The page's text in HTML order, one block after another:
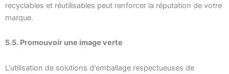
recyclables et réutilisables peut renforcer la réputation de votre
marque.
5.5. Promouvoir une image verte
L'utilisation de solutions d'emballage respectueuses de